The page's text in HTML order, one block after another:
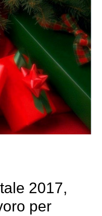
2017,
per